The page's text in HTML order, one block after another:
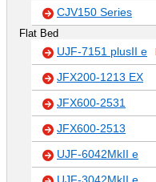
CJV150 Series
Flat Bed
UJF-7151 plusII e
JFX200-1213 EX
JFX600-2531
JFX600-2513
UJF-6042MkII e